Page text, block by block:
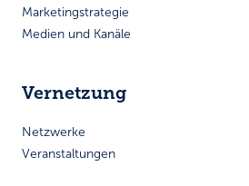
Marketingstrategie
Medien und Kanäle
Vernetzung
Netzwerke
Veranstaltungen